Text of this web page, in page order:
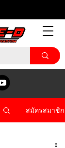
สมัครสมาชิก